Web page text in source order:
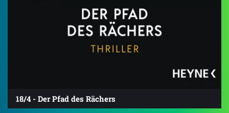
18/4 - Der Pfad des Rächers